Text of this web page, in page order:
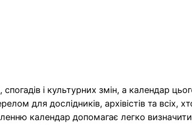
і культурних змін, а календар
для дослідників, архівістів та
календар допомагає легко